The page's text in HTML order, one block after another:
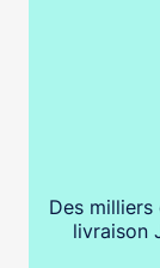
Des
livraison